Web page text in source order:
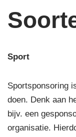
Sport
Sportsponsoring
doen. Denk aan
bijv. een
organisatie.